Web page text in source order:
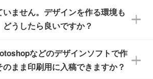
日をご入力いただくと、おおよ
荷目安をご確認いただけます。
たらお早めのご発注をお願いい
確認ください
ザイン袋など)
個包装がされていない状態で
箱への入れ替えや、オリジナル
承っておりません。
ません。デザインを作る環境も
うしたら良いですか？
ンシミュレーター」を使えば、
簡単にデザインを作成できま
などのデザインソフトで作
のまま印刷用に入稿できますか？